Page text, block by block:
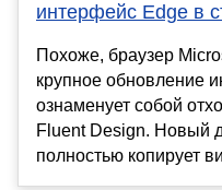
интерфейс Edge в
Похоже, браузер
крупное обновление
ознаменует собой
Fluent Design. Новый
полностью копирует